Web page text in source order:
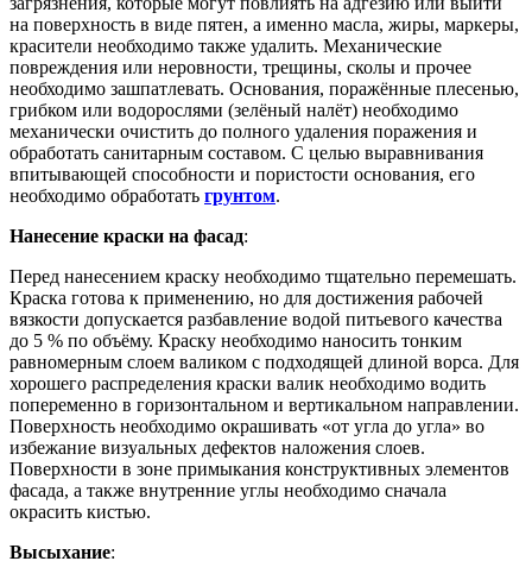
на поверхность в виде пятен, а именно масла, жиры, маркеры,
красители необходимо также удалить. Механические
повреждения или неровности, трещины, сколы и прочее
необходимо зашпатлевать. Основания, поражённые плесенью,
грибком или водорослями (зелёный налёт) необходимо
механически очистить до полного удаления поражения и
обработать санитарным составом. С целью выравнивания
впитывающей способности и пористости основания, его
необходимо обработать грунтом.
Нанесение краски на фасад:
Перед нанесением краску необходимо тщательно перемешать.
Краска готова к применению, но для достижения рабочей
вязкости допускается разбавление водой питьевого качества
до 5 % по объёму. Краску необходимо наносить тонким
равномерным слоем валиком с подходящей длиной ворса. Для
хорошего распределения краски валик необходимо водить
попеременно в горизонтальном и вертикальном направлении.
Поверхность необходимо окрашивать «от угла до угла» во
избежание визуальных дефектов наложения слоев.
Поверхности в зоне примыкания конструктивных элементов
фасада, а также внутренние углы необходимо сначала
окрасить кистью.
Высыхание: